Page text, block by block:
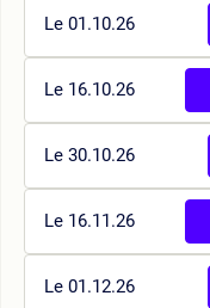
Le 01.10.26
Le 16.10.26
Le 30.10.26
Le 16.11.26
Le 01.12.26